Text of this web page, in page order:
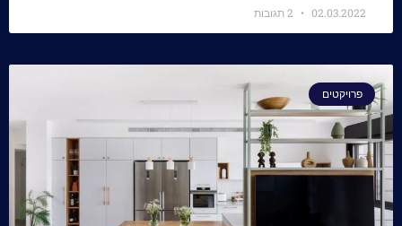
02.03.2022
פרויקטים